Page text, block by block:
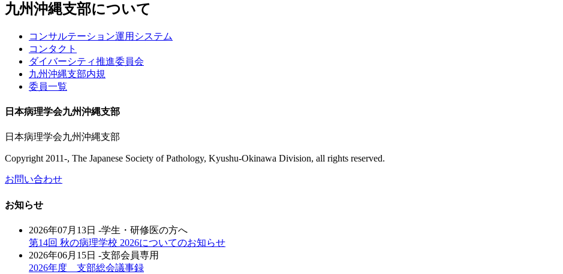
九州沖縄支部について
コンサルテーション運用システム
コンタクト
ダイバーシティ推進委員会
九州沖縄支部内規
委員一覧
日本病理学会九州沖縄支部
日本病理学会九州沖縄支部
Copyright 2011-, The Japanese Society of Pathology, Kyushu-Okinawa Division, all rights reserved.
お問い合わせ
お知らせ
2026年07月13日 -学生・研修医の方へ
第14回 秋の病理学校 2026についてのお知らせ
2026年06月15日 -支部会員専用
2026年度 支部総会議事録